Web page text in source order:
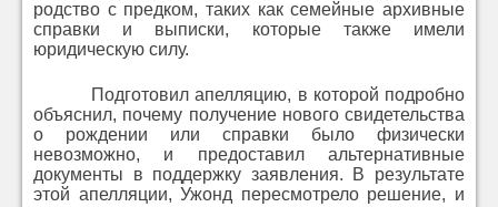
родство с предком, таких как семейные архивные
справки и выписки, которые также имели
юридическую силу.
Подготовил апелляцию, в которой подробно
объяснил, почему получение нового свидетельства
о рождении или справки было физически
невозможно, и предоставил альтернативные
документы в поддержку заявления. В результате
этой апелляции, Ужонд пересмотрело решение, и